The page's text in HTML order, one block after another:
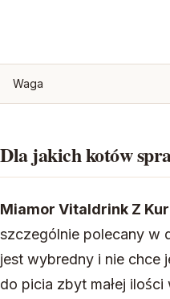
Waga
Dla jakich kotów
Miamor Vitaldrink Z
szczególnie polecany w
jest wybredny i nie chce
do picia zbyt małej